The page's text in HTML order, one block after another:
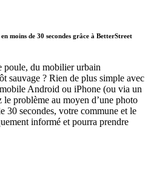
moins de 30 secondes grâce à BetterStreet
poule, du mobilier urbain
sauvage ? Rien de plus simple avec
Android ou iPhone (ou via un
problème au moyen d’une photo
30 secondes, votre commune et le
informé et pourra prendre